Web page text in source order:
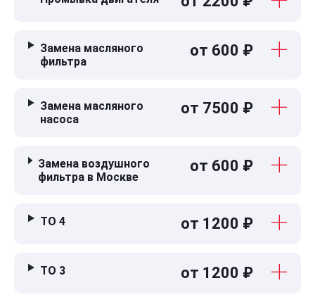
Замена масляного
фильтра
от 600 ₽
Замена масляного
насоса
от 7500 ₽
Замена воздушного
фильтра в Москве
от 600 ₽
ТО 4 от 1200 ₽
ТО 3 от 1200 ₽